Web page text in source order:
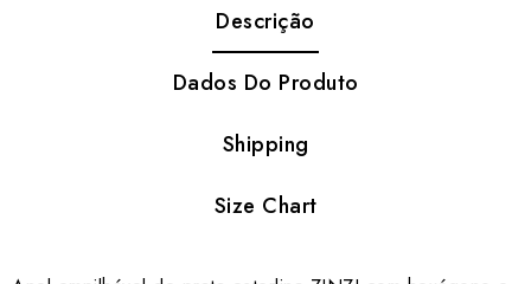
Descrição
Dados Do Produto
Shipping
Size Chart